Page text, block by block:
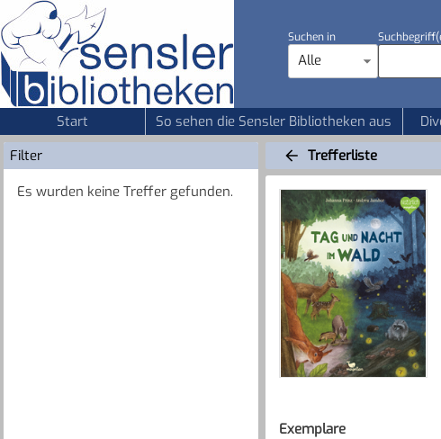
Suchen in
Alle
Start So sehen die Sensler Bibliotheken aus
Filter
Es wurden keine Treffer gefunden.
Trefferliste
Exemplare